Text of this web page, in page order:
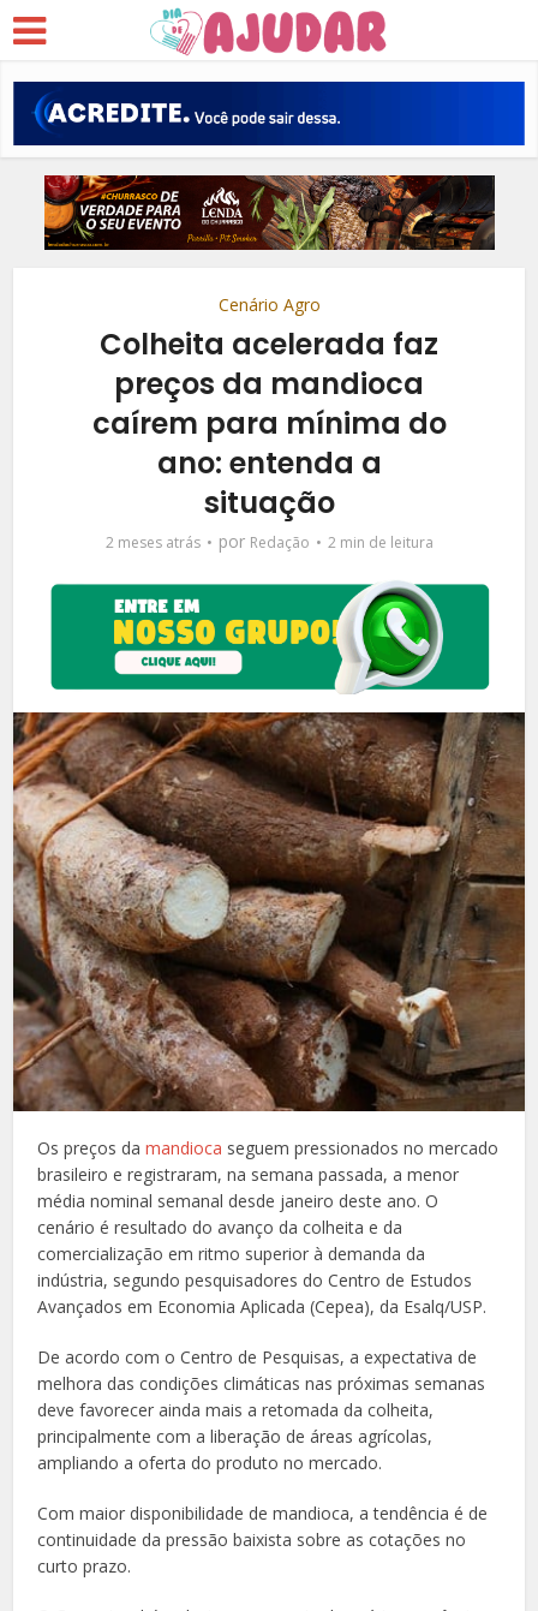
Cenário Agro
Colheita acelerada faz
preços da mandioca
caírem para mínima do
ano: entenda a
situação
2 meses atrás por Redação 2 min de leitura
Os preços damandioca seguem pressionados no mercado
brasileiro e registraram, na semana passada, a menor
média nominal semanal desde janeiro deste ano. O
cenário é resultado do avanço da colheita e da
comercialização em ritmo superior à demanda da
indústria, segundo pesquisadores do Centro de Estudos
Avançados em Economia Aplicada (Cepea), da Esalq/USP.
De acordo com o Centro de Pesquisas, a expectativa de
melhora das condições climáticas nas próximas semanas
deve favorecer ainda mais a retomada da colheita,
principalmente com a liberação de áreas agrícolas,
ampliando a oferta do produto no mercado.
Com maior disponibilidade de mandioca, a tendência é de
continuidade da pressão baixista sobre as cotações no
curto prazo.